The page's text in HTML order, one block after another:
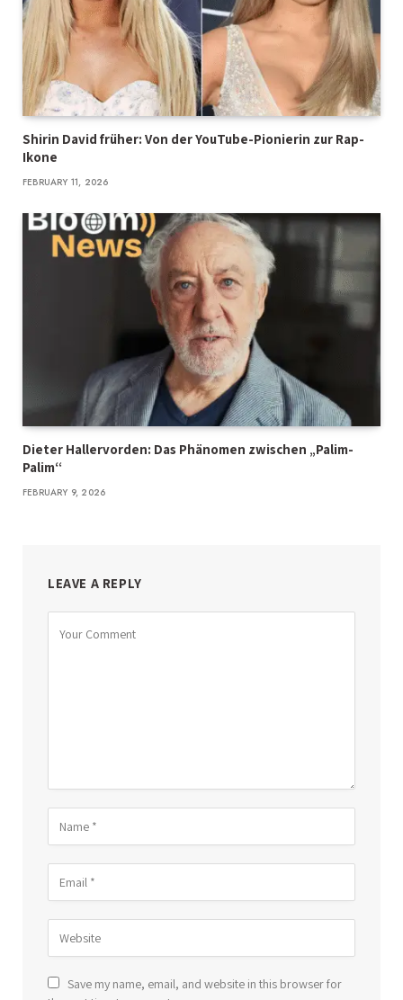
Shirin David früher: Von der YouTube-Pionierin zur Rap-
Ikone
FEBRUARY 11, 2026
Dieter Hallervorden: Das Phänomen zwischen „Palim-
Palim“
FEBRUARY 9, 2026
LEAVE A REPLY
Save my name, email, and website in this browser for